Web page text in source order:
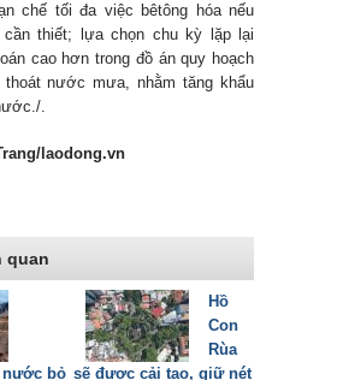
chế tối đa việc bêtông hóa nếu
thiết; lựa chọn chu kỳ lặp lại
cao hơn trong đồ án quy hoạch
nước mưa, nhằm tăng khẩu
.
laodong.vn
quan
nước bỏ
Hồ
Con
Rùa
sẽ được cải tạo, giữ nét